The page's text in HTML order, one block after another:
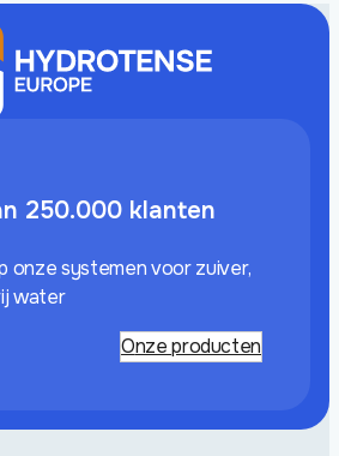
250.000 klanten
onze systemen voor zuiver,
water
Onze producten